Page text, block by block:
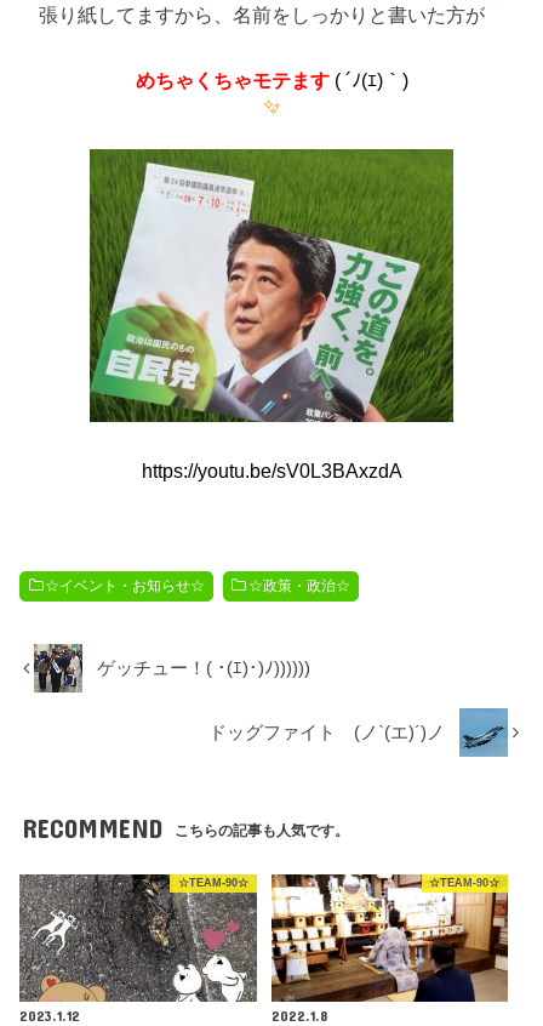
張り紙してますから、名前をしっかりと書いた方が
めちゃくちゃモテます( ´ﾉ(ｴ)｀)
https://youtu.be/sV0L3BAxzdA
☆イベント・お知らせ☆ ☆政策・政治☆
ゲッチュー！( ･(ｴ)･)ﾉ))))))
ドッグファイト (ノ`(エ)´)ノ
RECOMMEND こちらの記事も人気です。
☆TEAM-90☆
2023.1.12
☆TEAM-90☆
2022.1.8